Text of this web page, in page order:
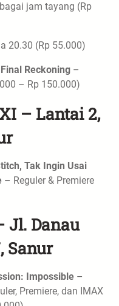
jam tayang (Rp
20.30 (Rp 55.000)
Reckoning –
– Rp 150.000)
– Lantai 2,
Tak Ingin Usai
– Reguler & Premiere
Jl. Danau
Sanur
Impossible –
Premiere, dan IMAX